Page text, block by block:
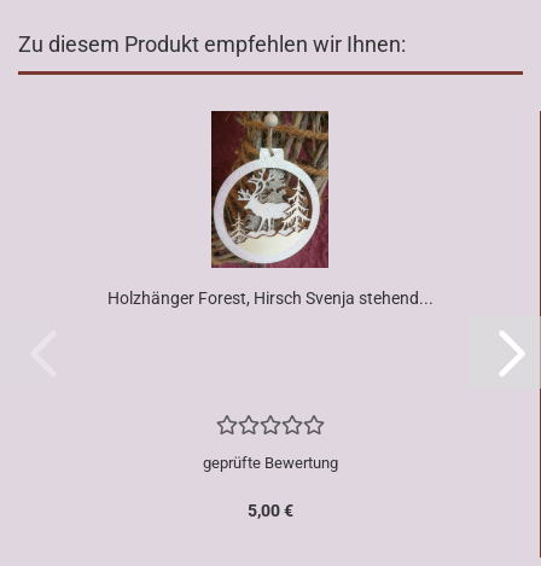
Zu diesem Produkt empfehlen wir Ihnen:
Holzhänger Forest, Hirsch Svenja stehend...
geprüfte Bewertung
5,00 €